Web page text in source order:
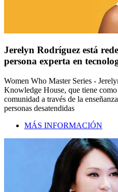
Jerelyn Rodríguez está
persona experta en
Women Who Master Series -
Knowledge House, que tiene
comunidad a través de la
personas desatendidas
MÁS INFORMACIÓN